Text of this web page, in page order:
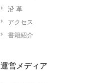
沿 革
アクセス
書籍紹介
運営メディア